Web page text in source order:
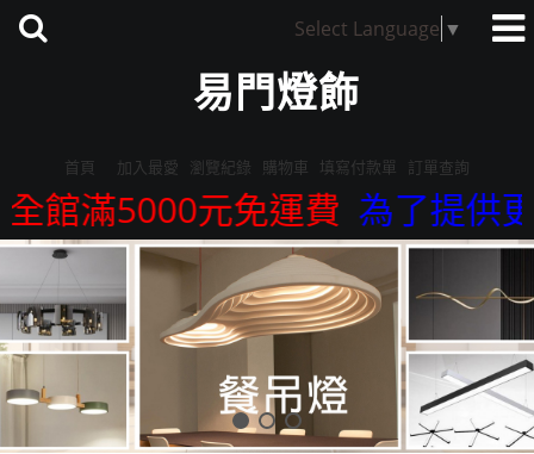
Select Language ▼
易門燈飾
首頁 加入最愛 瀏覽紀錄 購物車 填寫付款單 訂單查詢
館滿5000元免運費 為了提供更